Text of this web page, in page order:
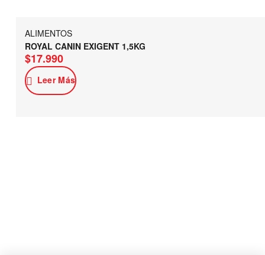
ALIMENTOS
ROYAL CANIN EXIGENT 1,5KG
$17.990
Leer Más